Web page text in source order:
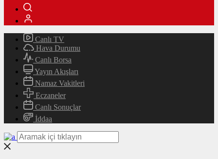
Canlı TV
Hava Durumu
Canlı Borsa
Yayın Akışları
Namaz Vakitleri
Eczaneler
Canlı Sonuçlar
İddaa